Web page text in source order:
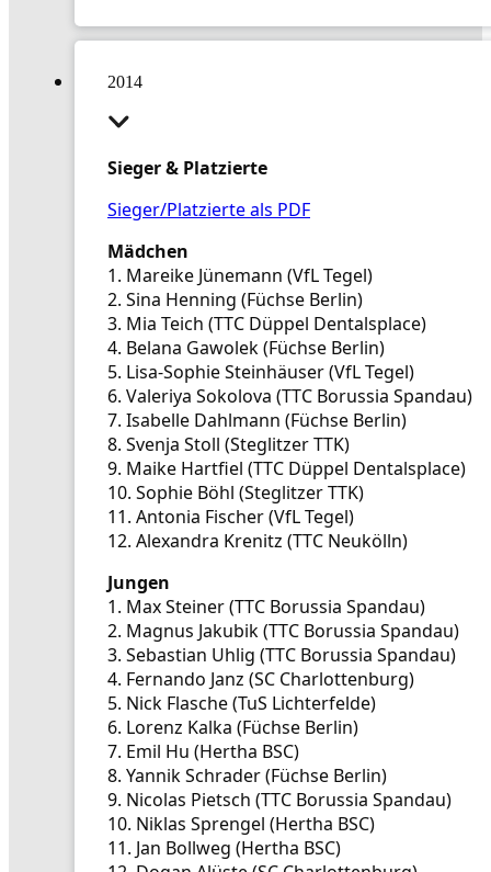
2014
Sieger & Platzierte
Sieger/Platzierte als PDF
Mädchen
1. Mareike Jünemann (VfL Tegel)
2. Sina Henning (Füchse Berlin)
3. Mia Teich (TTC Düppel Dentalsplace)
4. Belana Gawolek (Füchse Berlin)
5. Lisa-Sophie Steinhäuser (VfL Tegel)
6. Valeriya Sokolova (TTC Borussia Spandau)
7. Isabelle Dahlmann (Füchse Berlin)
8. Svenja Stoll (Steglitzer TTK)
9. Maike Hartfiel (TTC Düppel Dentalsplace)
10. Sophie Böhl (Steglitzer TTK)
11. Antonia Fischer (VfL Tegel)
12. Alexandra Krenitz (TTC Neukölln)
Jungen
1. Max Steiner (TTC Borussia Spandau)
2. Magnus Jakubik (TTC Borussia Spandau)
3. Sebastian Uhlig (TTC Borussia Spandau)
4. Fernando Janz (SC Charlottenburg)
5. Nick Flasche (TuS Lichterfelde)
6. Lorenz Kalka (Füchse Berlin)
7. Emil Hu (Hertha BSC)
8. Yannik Schrader (Füchse Berlin)
9. Nicolas Pietsch (TTC Borussia Spandau)
10. Niklas Sprengel (Hertha BSC)
11. Jan Bollweg (Hertha BSC)